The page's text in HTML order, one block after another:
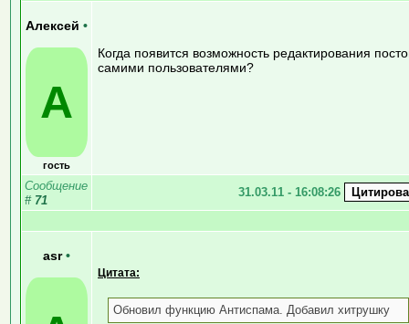
Алексей •
А
гость
Когда появится возможность редактирования
самими пользователями?
Сообщение
# 71
31.03.11 - 16:08:26
asr •
Цитата:
Обновил функцию Антиспама. Добавил хитрушку